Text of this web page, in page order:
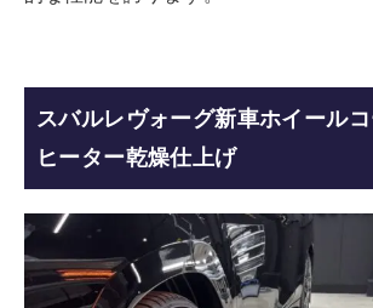
スバルレヴォーグ新車ホイール
ヒーター乾燥仕上げ